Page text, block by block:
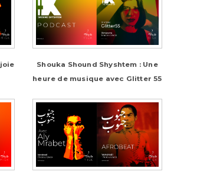
Shouka Shound Shyshtem : Une
heure de musique avec Glitter 55